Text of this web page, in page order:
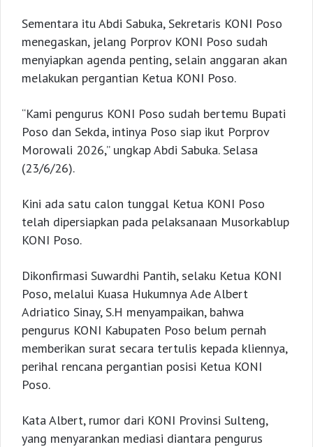
Sementara itu Abdi Sabuka, Sekretaris KONI Poso
menegaskan, jelang Porprov KONI Poso sudah
menyiapkan agenda penting, selain anggaran akan
melakukan pergantian Ketua KONI Poso.
“Kami pengurus KONI Poso sudah bertemu Bupati
Poso dan Sekda, intinya Poso siap ikut Porprov
Morowali 2026,” ungkap Abdi Sabuka. Selasa
(23/6/26).
Kini ada satu calon tunggal Ketua KONI Poso
telah dipersiapkan pada pelaksanaan Musorkablup
KONI Poso.
Dikonfirmasi Suwardhi Pantih, selaku Ketua KONI
Poso, melalui Kuasa Hukumnya Ade Albert
Adriatico Sinay, S.H menyampaikan, bahwa
pengurus KONI Kabupaten Poso belum pernah
memberikan surat secara tertulis kepada kliennya,
perihal rencana pergantian posisi Ketua KONI
Poso.
Kata Albert, rumor dari KONI Provinsi Sulteng,
yang menyarankan mediasi diantara pengurus